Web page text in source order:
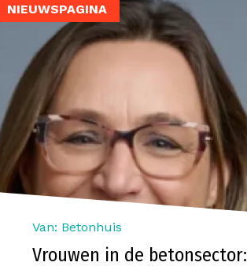
NIEUWSPAGINA
Van: Betonhuis
Vrouwen in de betonsector: